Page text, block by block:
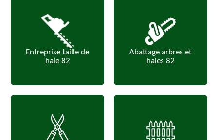
Entreprise taille de
haie 82
Abattage arbres et
haies 82